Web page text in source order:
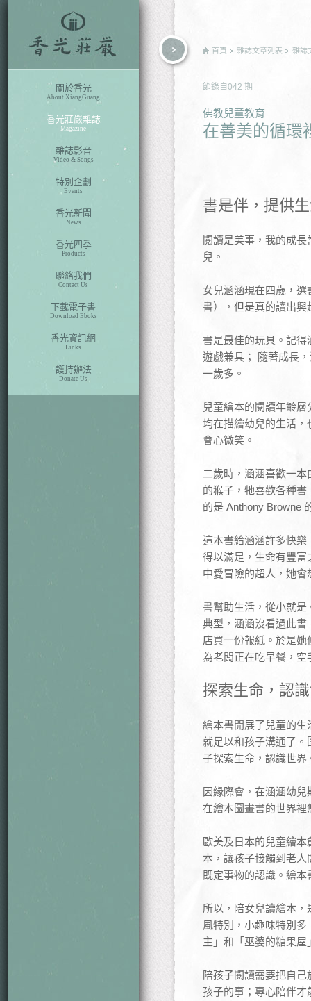
關於香光
About XiangGuang
香光莊嚴雜誌
Magazine
雜誌影音
Video & Songs
特別企劃
Events
香光新聞
News
香光四季
Products
聯絡我們
Contact Us
下載電子書
Download Eboks
香光資訊網
Links
護持辦法
Donate Us
首頁 雜誌文章列表 雜誌
節錄自 042 期
佛教兒童教育
在善美的循環
書是伴，提供
閱讀是美事，我的成
兒。
女兒涵涵現在四歲，
書），但是真的讀出
書是最佳的玩具。記
遊戲兼具； 隨著成長
一歲多。
兒童繪本的閱讀年齡
均在描繪幼兒的生活
會心微笑。
二歲時，涵涵喜歡一
的猴子，牠喜歡各種
的是 Anthony Browne
這本書給涵涵許多快
得以滿足，生命有豐
中愛冒險的超人，她
書幫助生活，從小就
典型，涵涵沒看過此
店買一份報紙。於是
為老闆正在吃早餐，
探索生命，認
繪本書開展了兒童的
就足以和孩子溝通了
子探索生命，認識世
因緣際會，在涵涵幼
在繪本圖畫書的世界
歐美及日本的兒童繪
本，讓孩子接觸到老
既定事物的認識。繪
所以，陪女兒讀繪本
風特別，小趣味特別
主」和「巫婆的糖果
陪孩子閱讀需要把自
孩子的事；專心陪伴